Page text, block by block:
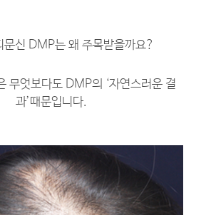
문신 DMP는 왜 주목받을까요?
무엇보다도 DMP의 ‘자연스러운 결
과’때문입니다.